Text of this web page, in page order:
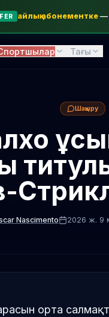
айлық абонементке —
Тағы
Шақыру
Nascimento 2026 ж. 9
орта